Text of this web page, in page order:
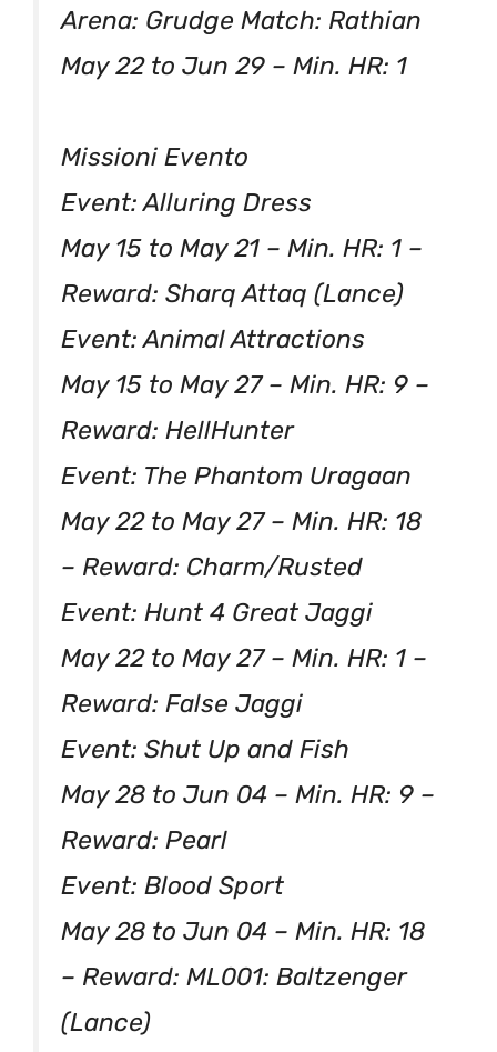
Arena: Grudge Match: Rathian
May 22 to Jun 29 – Min. HR: 1
Missioni Evento
Event: Alluring Dress
May 15 to May 21 – Min. HR: 1 –
Reward: Sharq Attaq (Lance)
Event: Animal Attractions
May 15 to May 27 – Min. HR: 9 –
Reward: HellHunter
Event: The Phantom Uragaan
May 22 to May 27 – Min. HR: 18
– Reward: Charm/Rusted
Event: Hunt 4 Great Jaggi
May 22 to May 27 – Min. HR: 1 –
Reward: False Jaggi
Event: Shut Up and Fish
May 28 to Jun 04 – Min. HR: 9 –
Reward: Pearl
Event: Blood Sport
May 28 to Jun 04 – Min. HR: 18
– Reward: ML001: Baltzenger
(Lance)